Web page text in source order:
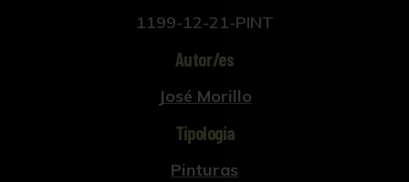
1199-12-21-PINT
Autor/es
José Morillo
Tipología
Pinturas